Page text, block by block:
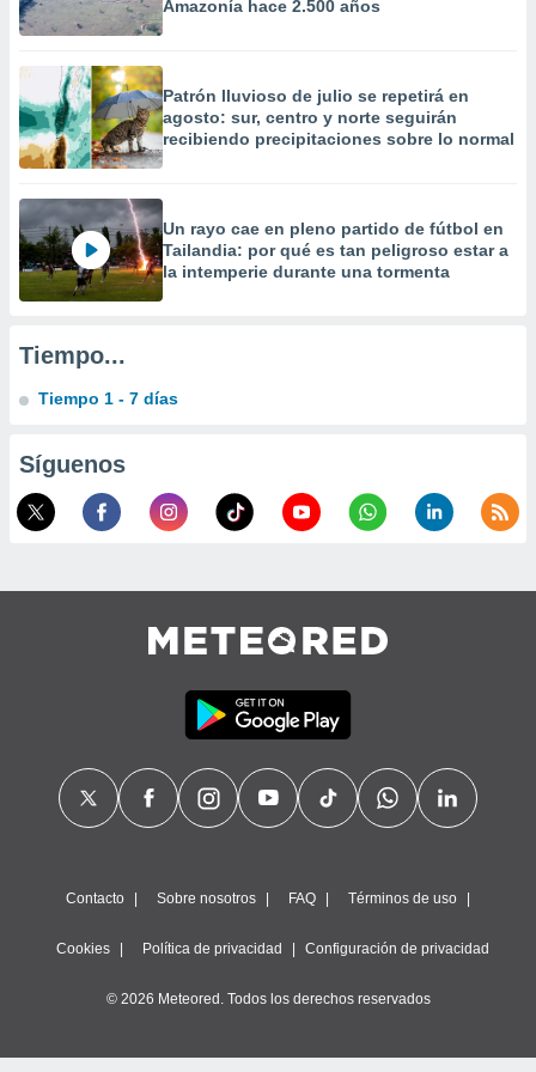
uso de
la
contenido
medir el
de la
el
del
de
de
de
1199
Amazonía hace 2.500 años
Patrón lluvioso de julio se repetirá en
agosto: sur, centro y norte seguirán
recibiendo precipitaciones sobre lo normal
Un rayo cae en pleno partido de fútbol en
Tailandia: por qué es tan peligroso estar a
la intemperie durante una tormenta
Tiempo...
Tiempo 1 - 7 días
Síguenos
Contacto Sobre nosotros FAQ Términos de uso
Cookies Política de privacidad Configuración de privacidad
© 2026 Meteored. Todos los derechos reservados